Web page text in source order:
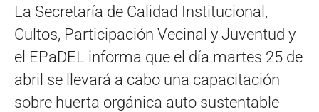
La Secretaría de Calidad Institucional,
Cultos, Participación Vecinal y Juventud y
el EPaDEL informa que el día martes 25 de
abril se llevará a cabo una capacitación
sobre huerta orgánica auto sustentable